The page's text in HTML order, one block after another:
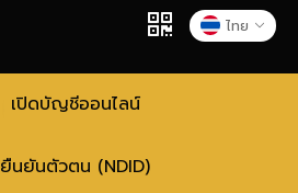
ไทย
เปิดบัญชีออนไลน์
ยืนยันตัวตน (NDID)